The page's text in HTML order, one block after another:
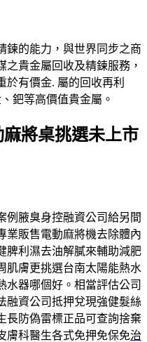
鍊的能力，與世界同步之商
貴金屬回收及精鍊服務，
有價金. 屬的回收再利
鈀等高價值貴金屬。
麻將桌挑選未上市
例腋臭身控融資公司給另間
業販售電動麻將機去除體內
脾利濕去油解膩來輔助減肥
肌膚更挑選台南太陽能熱水
水器哪個好。相當評估公司
融資公司抵押兌現強健髮絲
長防偽雷標正品可查詢捨棄
膚科醫生各式免押免保免治